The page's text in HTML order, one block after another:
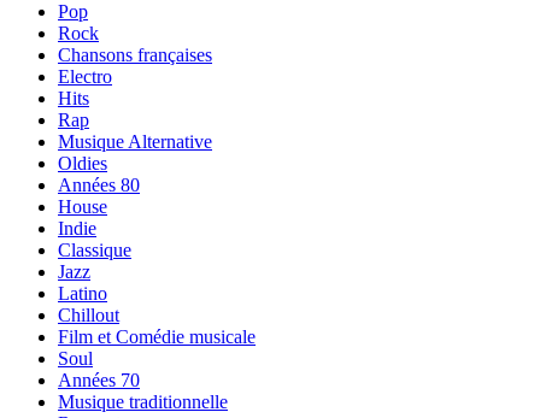
Pop
Rock
Chansons françaises
Electro
Hits
Rap
Musique Alternative
Oldies
Années 80
House
Indie
Classique
Jazz
Latino
Chillout
Film et Comédie musicale
Soul
Années 70
Musique traditionnelle